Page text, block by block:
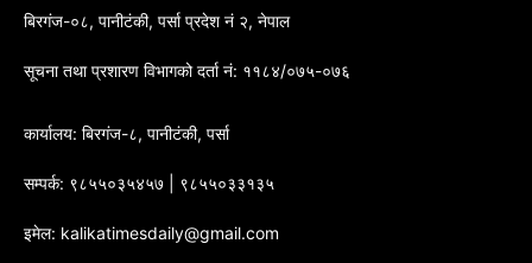
बिरगंज-०८, पानीटंकी, पर्सा प्रदेश नं २, नेपाल
सूचना तथा प्रशारण विभागको दर्ता नं: ११८४/०७५-०७६
कार्यालय: बिरगंज-८, पानीटंकी, पर्सा
सम्पर्क: ९८५५०३५४५७ | ९८५५०३३१३५
इमेल: kalikatimesdaily@gmail.com